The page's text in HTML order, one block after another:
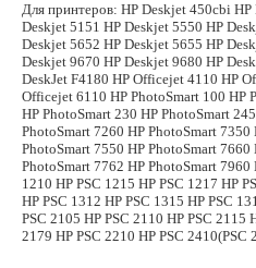
Для принтеров: HP Deskjet 450cbi
Deskjet 5151 HP Deskjet 5550 HP
Deskjet 5652 HP Deskjet 5655 HP
Deskjet 9670 HP Deskjet 9680 HP
DeskJet F4180 HP Officejet 4110 HP
Officejet 6110 HP PhotoSmart 100 HP
HP PhotoSmart 230 HP PhotoSmart
PhotoSmart 7260 HP PhotoSmart 7350
PhotoSmart 7550 HP PhotoSmart 7660
PhotoSmart 7762 HP PhotoSmart 7960
1210 HP PSC 1215 HP PSC 1217 HP
HP PSC 1312 HP PSC 1315 HP PSC
PSC 2105 HP PSC 2110 HP PSC 2115
2179 HP PSC 2210 HP PSC 2410(PSC